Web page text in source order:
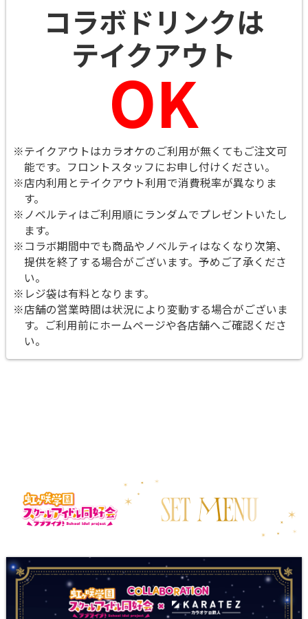
コラボドリンクは
テイクアウト
OK
※テイクアウトはカラオケのご利用が無くてもご注文可
能です。 フロントスタッフにお申し付けください。
※店内利用とテイクアウト利用で消費税率が異なりま
す。
※ノベルティはご利用順にランダムでプレゼントいたし
ます。
※コラボ期間中でも商品やノベルティはなくなり次第、
提供を終了する場合がございます。予めご了承くださ
い。
※レジ袋は有料となります。
※店舗の営業時間は状況により変動する場合がございま
す。ご利用前にホームページや各店舗へご確認くださ
い。